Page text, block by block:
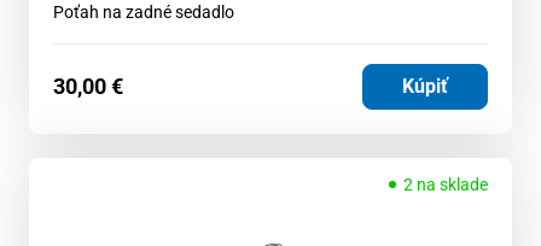
Poťah na zadné sedadlo
30,00€ Kúpiť
2 na sklade